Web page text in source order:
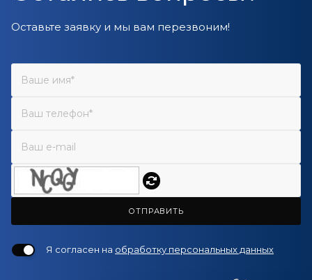
Оставьте заявку и мы вам перезвоним!
ОТПРАВИТЬ
Я согласен на обработку персональных данных